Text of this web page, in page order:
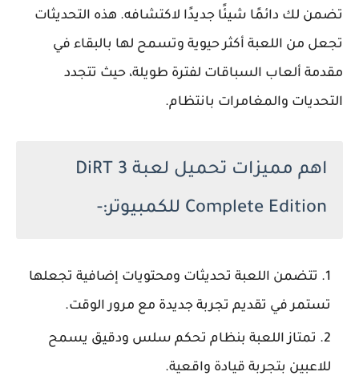
تضمن لك دائمًا شيئًا جديدًا لاكتشافه. هذه التحديثات
تجعل من اللعبة أكثر حيوية وتسمح لها بالبقاء في
مقدمة ألعاب السباقات لفترة طويلة، حيث تتجدد
التحديات والمغامرات بانتظام.
اهم مميزات تحميل لعبة DiRT 3
Complete Edition للكمبيوتر:-
تتضمن اللعبة تحديثات ومحتويات إضافية تجعلها
تستمر في تقديم تجربة جديدة مع مرور الوقت.
تمتاز اللعبة بنظام تحكم سلس ودقيق يسمح
للاعبين بتجربة قيادة واقعية.